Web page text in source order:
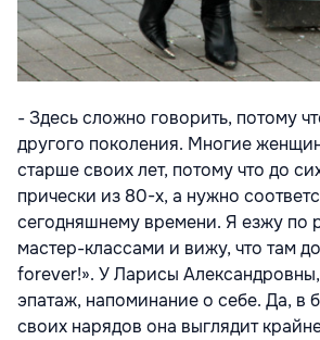
- Здесь сложно говорить, потому
другого поколения. Многие
старше своих лет, потому что до
прически из 80-х, а нужно
сегодняшнему времени. Я езжу по
мастер-классами и вижу, что там
forever!». У Ларисы
эпатаж, напоминание о себе. Да, в
своих нарядов она выглядит